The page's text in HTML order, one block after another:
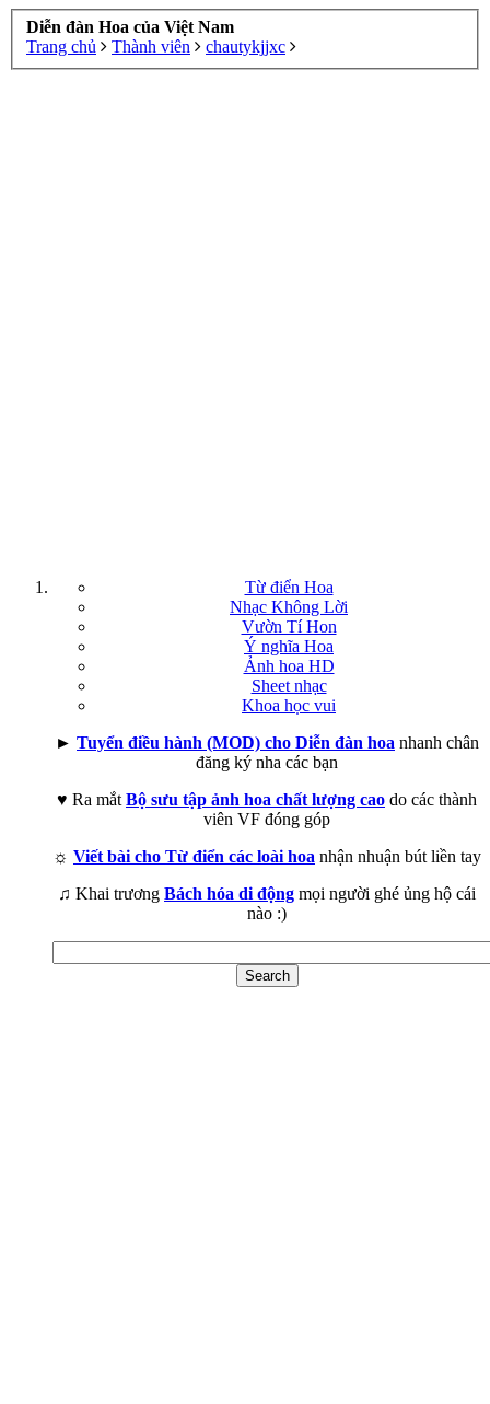
Diễn đàn Hoa của Việt Nam
Trang chủ
Thành viên chautykjjxc
Từ điển Hoa
Nhạc Không Lời
Vườn Tí Hon
Ý nghĩa Hoa
Ảnh hoa HD
Sheet nhạc
Khoa học vui
► Tuyển điều hành (MOD) cho Diễn đàn hoa nhanh chân
đăng ký nha các bạn
♥ Ra mắt Bộ sưu tập ảnh hoa chất lượng cao do các thành
viên VF đóng góp
☼ Viết bài cho Từ điển các loài hoa nhận nhuận bút liền tay
♫ Khai trương Bách hóa di động mọi người ghé ủng hộ cái
nào :)